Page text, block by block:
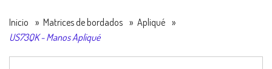
Inicio » Matrices de bordados » Apliqué »
US73QK - Manos Apliqué